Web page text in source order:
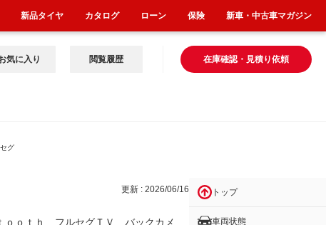
在庫確認・見積り依頼
気に入り 閲覧履歴
グ
更新 : 2026/06/16
ｏｔｈ フルセグＴＶ バックカメ
トップ
車両状態
新品タイヤ カタログ ローン 保険 新車・中古車マガジン